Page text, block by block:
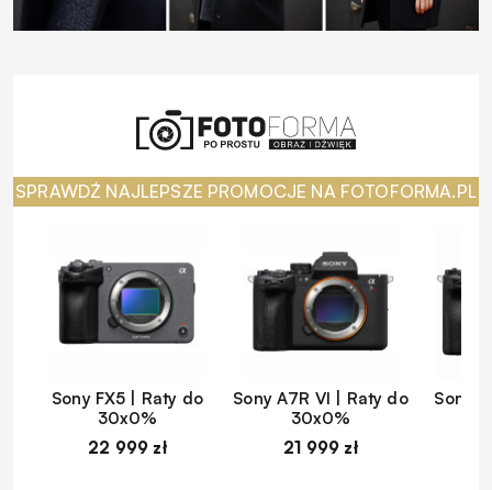
SPRAWDŹ NAJLEPSZE PROMOCJE NA FOTOFORMA.PL
Sony FX5 | Raty do
30x0%
22 999 zł
Sony A7R VI | Raty do
30x0%
21 999 zł
Sony